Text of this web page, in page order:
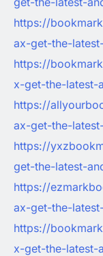
https://
ax-get-the-
https://
x-get-the-latest-
https://
ax-get-the-
https://
get-the-latest-
https://
ax-get-the-
https://
x-get-the-latest-